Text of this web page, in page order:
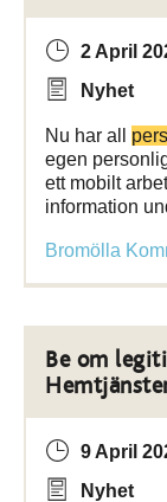
2 April
Nyhet
Nu har all
egen
ett mobilt
information
Bromölla
Be om
9 April
Nyhet